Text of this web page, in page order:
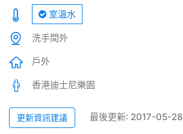
室溫水
洗手間外
戶外
香港迪士尼樂園
更新資訊建議 最後更新: 2017-05-28